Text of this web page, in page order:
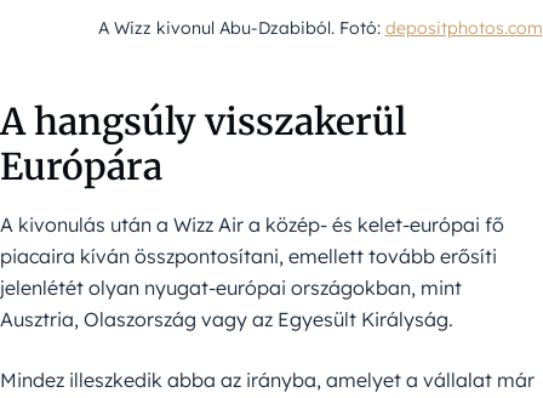
A Wizz kivonul Abu-Dzabiból. Fotó: depositphotos.com
A hangsúly visszakerül
Európára
A kivonulás után a Wizz Air a közép- és kelet-európai fő
piacaira kíván összpontosítani, emellett tovább erősíti
jelenlétét olyan nyugat-európai országokban, mint
Ausztria, Olaszország vagy az Egyesült Királyság.
Mindez illeszkedik abba az irányba, amelyet a vállalat már